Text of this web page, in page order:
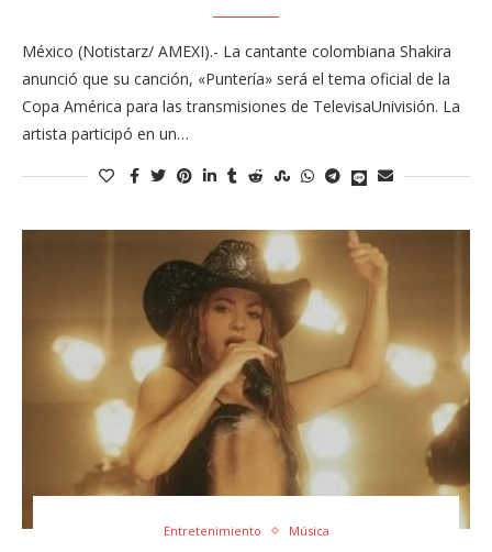
México (Notistarz/ AMEXI).- La cantante colombiana Shakira
anunció que su canción, «Puntería» será el tema oficial de la
Copa América para las transmisiones de TelevisaUnivisión. La
artista participó en un…
Entretenimiento Música